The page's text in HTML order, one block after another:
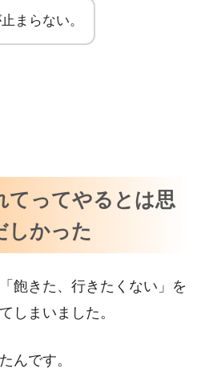
まらない。
てってやるとは思
しかった
飽きた、行きたくない」を
しまいました。
んです。